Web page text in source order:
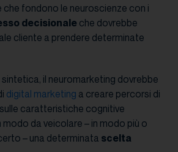
fondono le neuroscienze con i
decisionaleche dovrebbe
cliente a prendere determinate
sintetica, il neuromarketing dovrebbe
digital marketing a creare percorsi di
caratteristiche cognitive
modo da veicolare – in modo più o
– una determinata scelta